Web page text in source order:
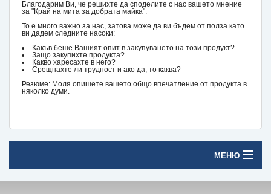
Благодарим Ви, че решихте да споделите с нас вашето мнение
за "Край на мита за добрата майка".
То е много важно за нас, затова може да ви бъдем от полза като
ви дадем следните насоки:
Какъв беше Вашият опит в закупуването на този продукт?
Защо закупихте продукта?
Какво харесахте в него?
Срещнахте ли трудност и ако да, то каква?
Резюме: Моля опишете вашето общо впечатление от продукта в
няколко думи.
МЕНЮ
Начало